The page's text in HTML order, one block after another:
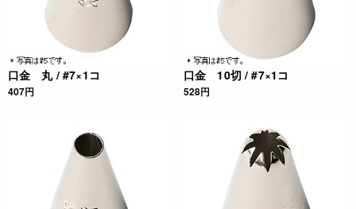
口金 丸 / #7×1コ
407円
口金 10切 / #7×1コ
528円